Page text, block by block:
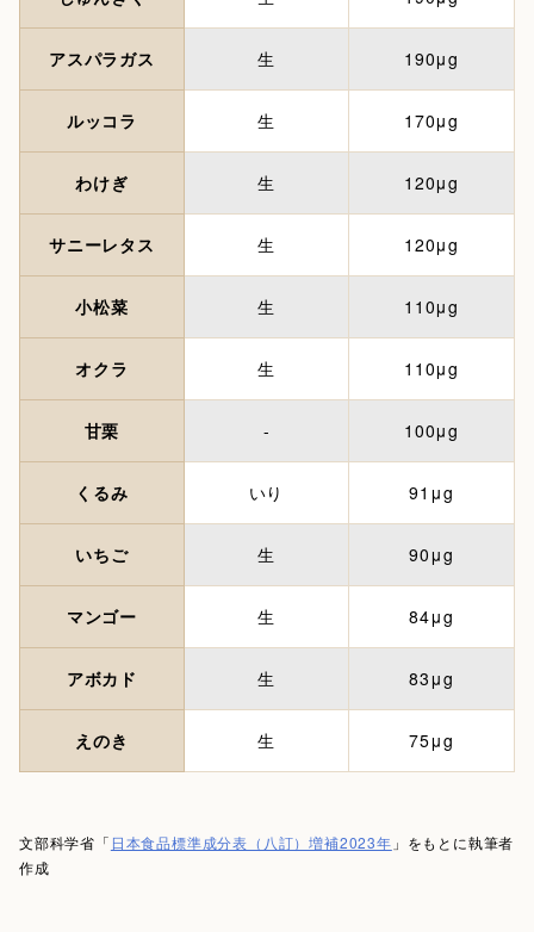
アスパラガス 生 190μg
ルッコラ 生 170μg
わけぎ 生 120μg
サニーレタス 生 120μg
小松菜 生 110μg
オクラ 生 110μg
甘栗 - 100μg
くるみ いり 91μg
いちご 生 90μg
マンゴー 生 84μg
アボカド 生 83μg
えのき 生 75μg
文部科学省「 日本食品標準成分表（八訂）増補2023年 」をもとに執筆者
作成